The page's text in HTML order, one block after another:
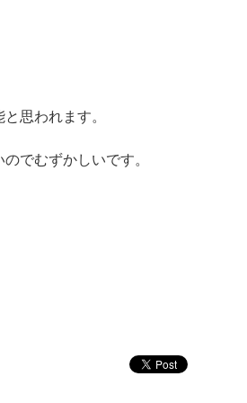
思われます。
でむずかしいです。